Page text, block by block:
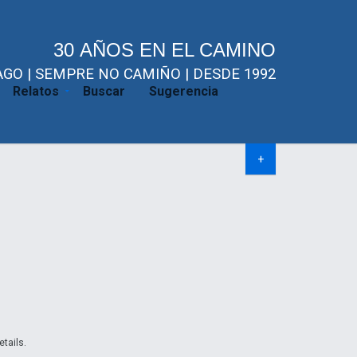
30 AÑOS EN EL CAMINO
| SEMPRE NO CAMIÑO | DESDE 1992
Relatos Buscar Sugerencia
+